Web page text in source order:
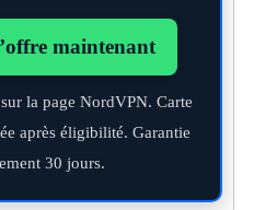
maintenant
la page NordVPN. Carte
après éligibilité. Garantie
30 jours.